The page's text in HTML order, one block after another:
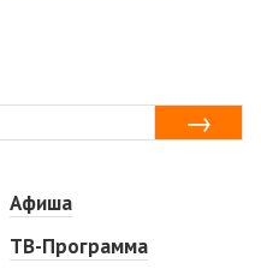
Афиша
ТВ-Программа